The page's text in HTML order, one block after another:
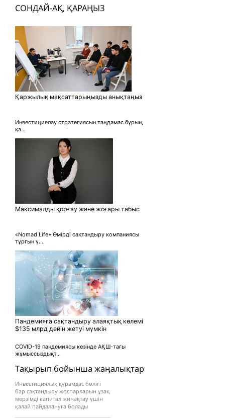
Тақырып бойынша жаңалықтар
Инвестициялық құрамдас бөлігі
бар сақтандыру жоспарларын ұзақ
мерзімді капитал жинақтау үшін
қалай пайдалануға болады
СОНДАЙ-АҚ, ҚАРАҢЫЗ
Қаржылық мақсаттарыңызды анықтаңыз
Инвестициялау стратегиясын таңдамас бұрын,
қа...
Максималды қорғау және жоғары табыс
«Nomad Life» Өмірді сақтандыру компаниясы
тұрғын ү...
Пандемияға сақтандыру алаяқтық көлемі
$135 млрд дейін жетуі мүмкін
COVID-19 пандемиясы кезінде АҚШ-тағы
жұмыссыздықт...